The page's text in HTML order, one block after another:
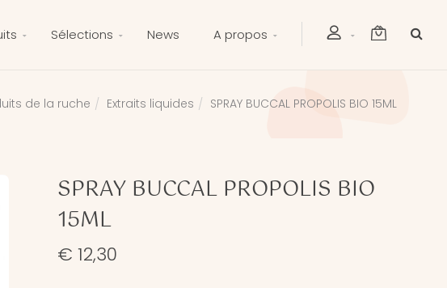
Sélections News A propos
de la ruche Extraits liquides SPRAY BUCCAL PROPOLIS BIO 15ML
SPRAY BUCCAL PROPOLIS BIO
15ML
€ 12,30